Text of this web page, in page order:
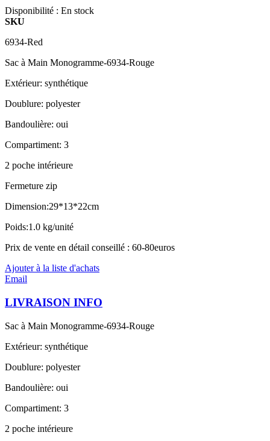
Disponibilité : En stock
SKU
6934-Red
Sac à Main Monogramme-6934-Rouge
Extérieur: synthétique
Doublure: polyester
Bandoulière: oui
Compartiment: 3
2 poche intérieure
Fermeture zip
Dimension:29*13*22cm
Poids:1.0 kg/unité
Prix de vente en détail conseillé : 60-80euros
Ajouter à la liste d'achats
Email
LIVRAISON INFO
Sac à Main Monogramme-6934-Rouge
Extérieur: synthétique
Doublure: polyester
Bandoulière: oui
Compartiment: 3
2 poche intérieure